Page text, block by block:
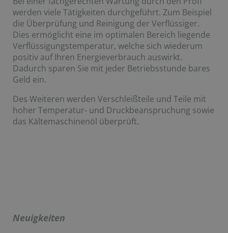
werden viele Tätigkeiten durchgeführt. Zum Beispiel
die Überprüfung und Reinigung der Verflüssiger.
Dies ermöglicht eine im optimalen Bereich liegende
Verflüssigungstemperatur, welche sich wiederum
positiv auf Ihren Energieverbrauch auswirkt.
Dadurch sparen Sie mit jeder Betriebsstunde bares
Geld ein.
Des Weiteren werden Verschleißteile und Teile mit
hoher Temperatur- und Druckbeanspruchung sowie
das Kältemaschinenöl überprüft.
Neuigkeiten